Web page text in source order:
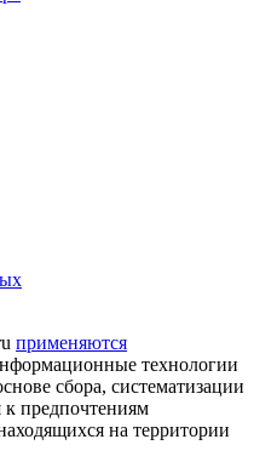
применяются
технологии
сбора, систематизации
к предпочтениям
на территории